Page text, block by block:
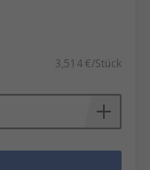
3,514 €/Stück